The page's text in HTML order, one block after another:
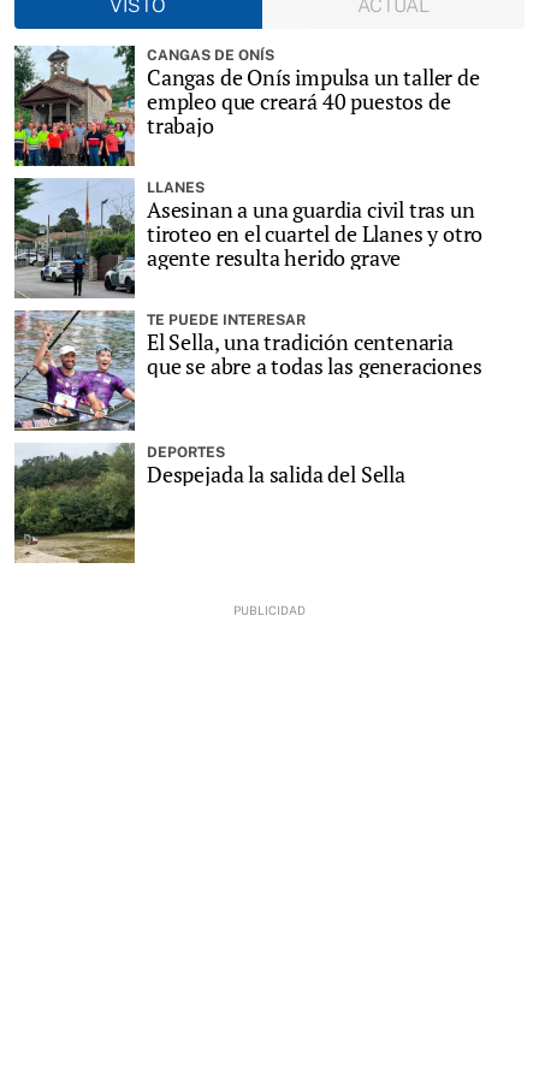
VISTO
ACTUAL
CANGAS DE ONÍS
Cangas de Onís impulsa un taller de
empleo que creará 40 puestos de
trabajo
LLANES
Asesinan a una guardia civil tras un
tiroteo en el cuartel de Llanes y otro
agente resulta herido grave
TE PUEDE INTERESAR
El Sella, una tradición centenaria
que se abre a todas las generaciones
DEPORTES
Despejada la salida del Sella